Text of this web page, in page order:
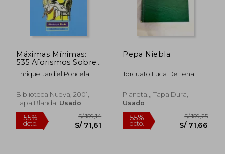
55%
dcto.
S/ 160,59 55%
Máximas Mínimas:
535 Aforismos Sobre
Temas Que, por no
ser de Actualidad,
Actualidad (Literatura
de Humor
Enrique Jardiel Poncela
Biblioteca Nueva, 2001,
Tapa Blanda, Usado
Pepa Niebla
Torcuato Luca De Tena
Planeta.,, Tapa Dura,
Usado